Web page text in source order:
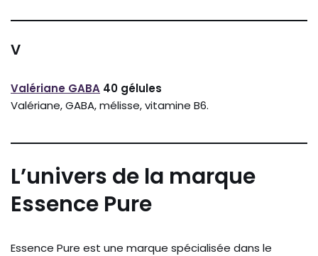
V
Valériane GABA 40 gélules
Valériane, GABA, mélisse, vitamine B6.
L’univers de la marque
Essence Pure
Essence Pure est une marque spécialisée dans le